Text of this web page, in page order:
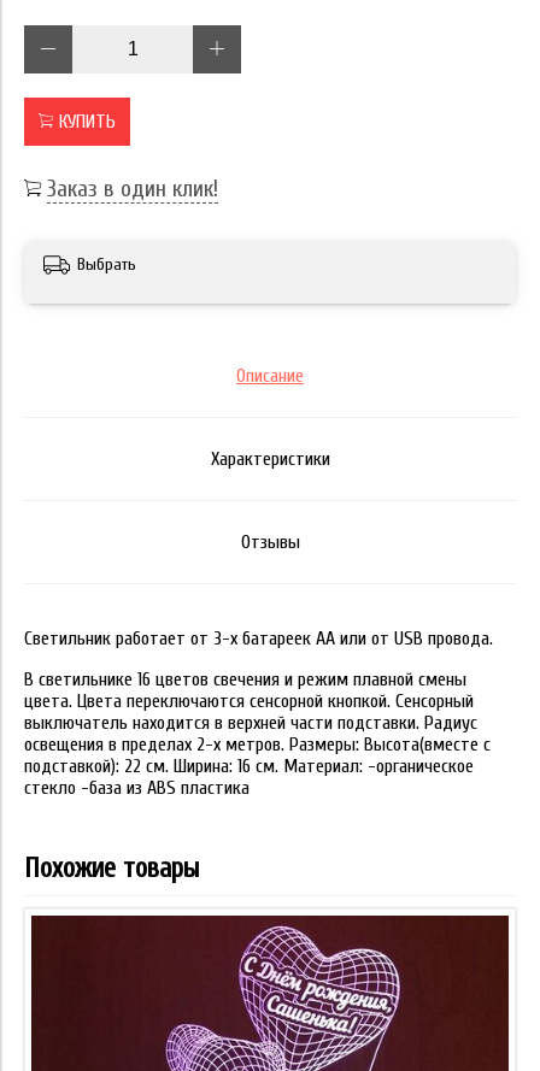
КУПИТЬ
Заказ в один клик!
Выбрать
Описание
Характеристики
Отзывы
Светильник работает от 3-х батареек АА или от USB провода.
В светильнике 16 цветов свечения и режим плавной смены
цвета. Цвета переключаются сенсорной кнопкой. Сенсорный
выключатель находится в верхней части подставки. Радиус
освещения в пределах 2-х метров. Размеры: Высота(вместе с
подставкой): 22 см. Ширина: 16 см. Материал: -органическое
стекло -база из ABS пластика
Похожие товары